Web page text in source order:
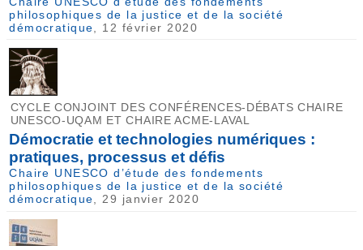
philosophiques de la justice et de la société
démocratique , 12 février 2020
CYCLE CONJOINT DES CONFÉRENCES-DÉBATS CHAIRE
UNESCO-UQAM ET CHAIRE ACME-LAVAL
Démocratie et technologies numériques :
pratiques, processus et défis
Chaire UNESCO d’étude des fondements
philosophiques de la justice et de la société
démocratique, 29 janvier 2020